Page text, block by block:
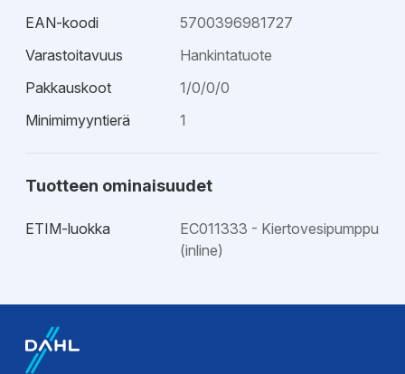
EAN-koodi
5700396981727
Varastoitavuus
Hankintatuote
Pakkauskoot
1/0/0/0
Minimimyyntierä
1
Tuotteen ominaisuudet
ETIM-luokka
EC011333 - Kiertovesipumppu
(inline)
Kytkentäkaavio